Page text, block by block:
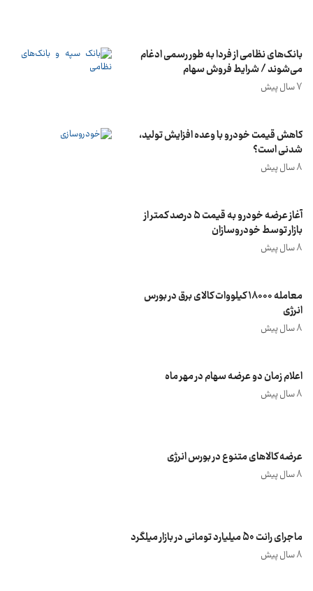
بانک‌های نظامی از فردا به طور رسمی ادغام
می‌شوند / شرایط فروش سهام
7 سال پیش
کاهش قیمت خودرو با وعده افزایش تولید،
شدنی است؟
8 سال پیش
آغاز عرضه خودرو به قیمت ۵ درصد کمتر از
بازار توسط خودروسازان
8 سال پیش
معامله ۱۸۰۰۰ کیلووات کالای برق در بورس
انرژی
8 سال پیش
اعلام زمان دو عرضه سهام در مهر ماه
8 سال پیش
عرضه کالاهای متنوع در بورس انرژی
8 سال پیش
ماجرای رانت 50 میلیارد تومانی در بازار میلگرد
8 سال پیش